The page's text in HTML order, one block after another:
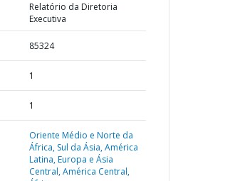
Relatório da Diretoria
Executiva
85324
1
1
Oriente Médio e Norte da
África, Sul da Ásia,América
Latina,Europa e Ásia
Central,América Central,